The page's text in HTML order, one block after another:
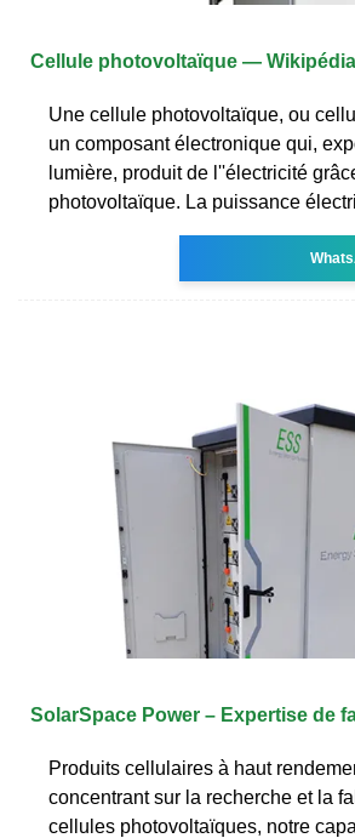
Cellule photovoltaïque — Wikipédia
Une cellule photovoltaïque, ou
un composant électronique qui,
lumière, produit de l''électricité
photovoltaïque. La puissance
SolarSpace Power – Expertise de
Produits cellulaires à haut
concentrant sur la recherche et la
cellules photovoltaïques, notre